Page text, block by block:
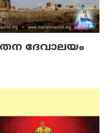
ദേവാലയം